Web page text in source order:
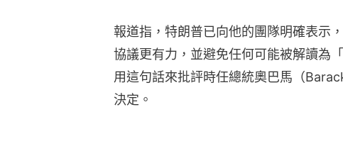
報道指，特朗普已向他的團隊明確表示
協議更有力，並避免任何可能被解讀為
用這句話來批評時任總統奧巴馬（
決定。